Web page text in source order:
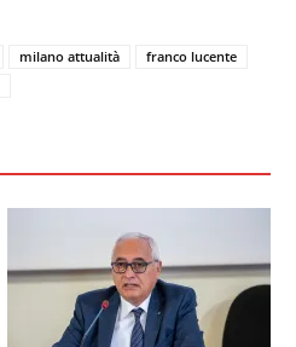
milano attualità
franco lucente